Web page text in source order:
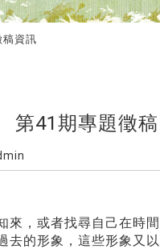
稿資訊
第41期專題徵
來，或者找尋自己在時
去的形象，這些形象又